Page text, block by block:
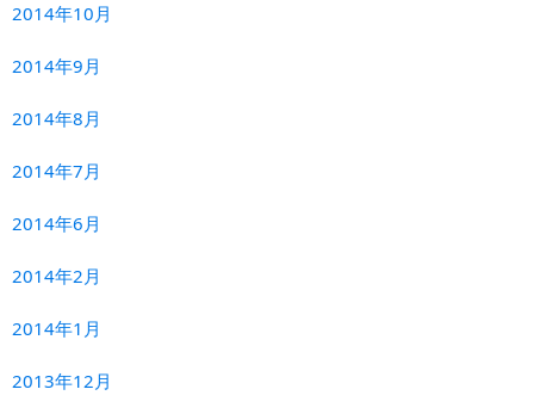
2014年10月
2014年9月
2014年8月
2014年7月
2014年6月
2014年2月
2014年1月
2013年12月